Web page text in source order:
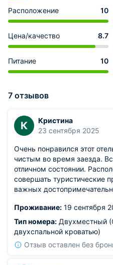
Расположение 10
Цена/качество 8.7
Питание 10
7 отзывов
К
Кристина
23 сентября 2025
Очень понравился этот
чистым во время заезда.
отличном состоянии.
совершать туристические
важных
Проживание: 19 сентября
Тип номера: Двухместный
двухспальной кроватью)
Отзыв оставлен без